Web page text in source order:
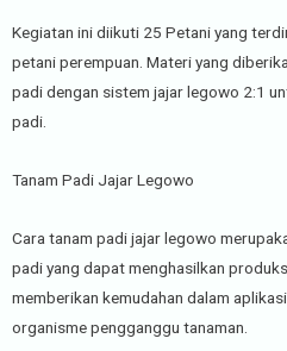
Kegiatan ini diikuti 25 Petani yang
petani perempuan. Materi yang
padi dengan sistem jajar legowo 2:1
padi.
Tanam Padi Jajar Legowo
Cara tanam padi jajar legowo
padi yang dapat menghasilkan
memberikan kemudahan dalam
organisme pengganggu tanaman.